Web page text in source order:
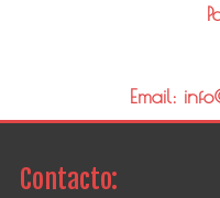
Email:
Contacto: